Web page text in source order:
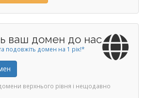
ваш домен до нас
подовжіть домен на 1 рік!*
верхнього рівня і нещодавно